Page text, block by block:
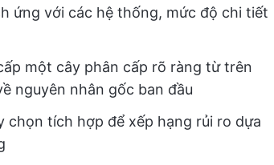
ứng với các hệ thống, mức độ chi tiết
một cây phân cấp rõ ràng từ trên
nguyên nhân gốc ban đầu
chọn tích hợp để xếp hạng rủi ro dựa